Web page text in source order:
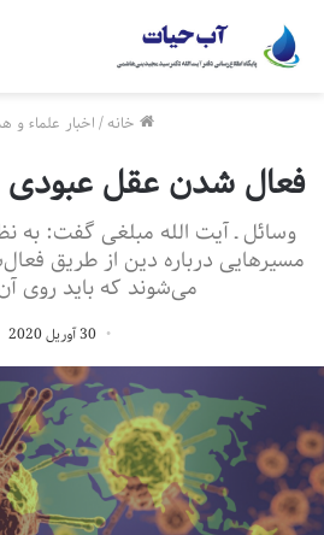
خانه/اخبار علماء و
فعال شدن عقل عبودی
وسائل ـ آیت الله مبلغی گفت: به
مسیرهایی درباره دین از طریق
می‌شوند که باید روی
30 آوریل 2020